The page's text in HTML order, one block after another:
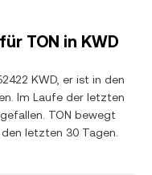
TON in KWD
KWD, er ist in den
Im Laufe der letzten
TON bewegt
letzten 30 Tagen.